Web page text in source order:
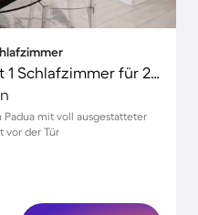
Charmante Wohnung mit 1 Schlafzimmer für 2 Personen
mit voll ausgestatteter
vor der Tür